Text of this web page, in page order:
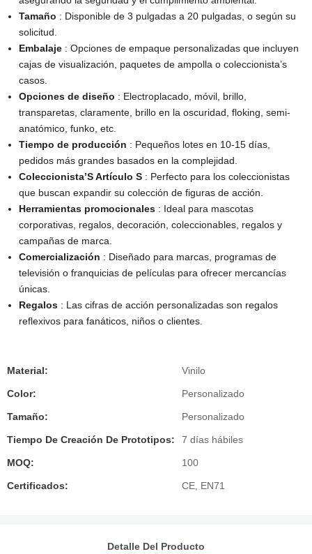
Tamaño : Disponible de 3 pulgadas a 20 pulgadas, o según su
solicitud.
Embalaje : Opciones de empaque personalizadas que incluyen
cajas de visualización, paquetes de ampolla o coleccionista’s
casos.
Opciones de diseño : Electroplacado, móvil, brillo,
transparetas, claramente, brillo en la oscuridad, floking, semi-
anatómico, funko, etc.
Tiempo de producción : Pequeños lotes en 10-15 días,
pedidos más grandes basados ​​en la complejidad.
Coleccionista’S Artículo S : Perfecto para los coleccionistas
que buscan expandir su colección de figuras de acción.
Herramientas promocionales : Ideal para mascotas
corporativas, regalos, decoración, coleccionables, regalos y
campañas de marca.
Comercialización : Diseñado para marcas, programas de
televisión o franquicias de películas para ofrecer mercancías
únicas.
Regalos : Las cifras de acción personalizadas son regalos
reflexivos para fanáticos, niños o clientes.
Material: Vinilo
Color: Personalizado
Tamaño: Personalizado
Tiempo De Creación De Prototipos: 7 días hábiles
MOQ: 100
Certificados: CE, EN71
Detalle Del Producto